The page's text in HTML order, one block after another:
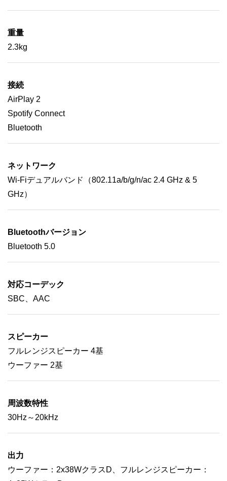
重量
2.3kg
接続
AirPlay 2
Spotify Connect
Bluetooth
ネットワーク
Wi-Fiデュアルバンド（802.11a/b/g/n/ac 2.4 GHz & 5
GHz）
Bluetoothバージョン
Bluetooth 5.0
対応コーデック
SBC、AAC
スピーカー
フルレンジスピーカー 4基
ウーファー 2基
周波数特性
30Hz～20kHz
出力
ウーファー：2x38WクラスD、フルレンジスピーカー：